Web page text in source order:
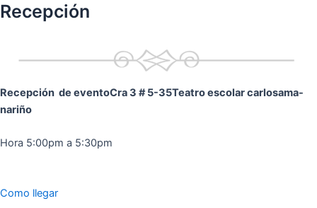
Recepción
Recepción de eventoCra 3 # 5-35Teatro escolar carlosama-
nariño
Hora 5:00pm a 5:30pm
Como llegar